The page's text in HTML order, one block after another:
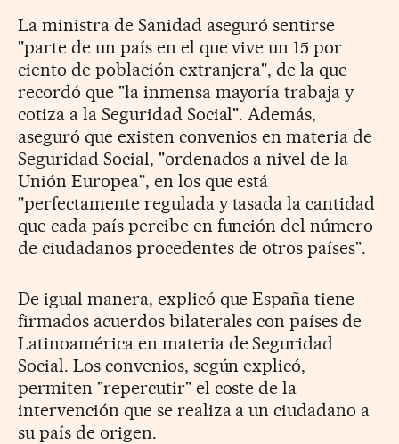
La ministra de Sanidad aseguró sentirse
"parte de un país en el que vive un 15 por
ciento de población extranjera", de la que
recordó que "la inmensa mayoría trabaja y
cotiza a la Seguridad Social". Además,
aseguró que existen convenios en materia de
Seguridad Social, "ordenados a nivel de la
Unión Europea", en los que está
"perfectamente regulada y tasada la cantidad
que cada país percibe en función del número
de ciudadanos procedentes de otros países".
De igual manera, explicó que España tiene
firmados acuerdos bilaterales con países de
Latinoamérica en materia de Seguridad
Social. Los convenios, según explicó,
permiten "repercutir" el coste de la
intervención que se realiza a un ciudadano a
su país de origen.